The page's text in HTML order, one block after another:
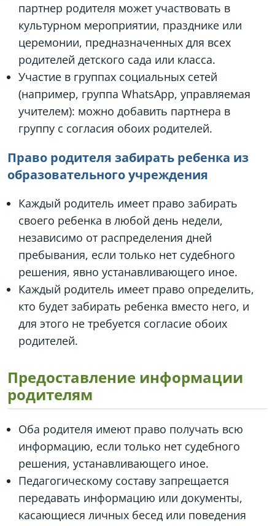
партнер родителя может участвовать в
культурном мероприятии, празднике или
церемонии, предназначенных для всех
родителей детского сада или класса.
Участие в группах социальных сетей
(например, группа WhatsApp, управляемая
учителем): можно добавить партнера в
группу с согласия обоих родителей.
Право родителя забирать ребенка из
образовательного учреждения
Каждый родитель имеет право забирать
своего ребенка в любой день недели,
независимо от распределения дней
пребывания, если только нет судебного
решения, явно устанавливающего иное.
Каждый родитель имеет право определить,
кто будет забирать ребенка вместо него, и
для этого не требуется согласие обоих
родителей.
Предоставление информации
родителям
Оба родителя имеют право получать всю
информацию, если только нет судебного
решения, устанавливающего иное.
Педагогическому составу запрещается
передавать информацию или документы,
касающиеся личных бесед или поведения